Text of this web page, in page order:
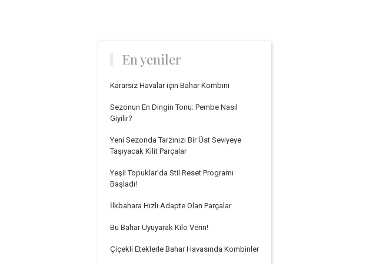
En yeniler
Kararsız Havalar için Bahar Kombini
Sezonun En Dingin Tonu: Pembe Nasıl
Giyilir?
Yeni Sezonda Tarzınızı Bir Üst Seviyeye
Taşıyacak Kilit Parçalar
Yeşil Topuklar’da Stil Reset Programı
Başladı!
İlkbahara Hızlı Adapte Olan Parçalar
Bu Bahar Uyuyarak Kilo Verin!
Çiçekli Eteklerle Bahar Havasında Kombinler